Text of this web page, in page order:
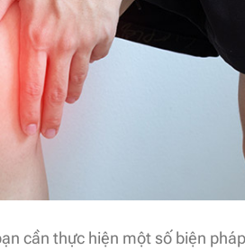
cần thực hiện một số biện